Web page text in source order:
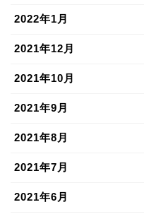
2022年1月
2021年12月
2021年10月
2021年9月
2021年8月
2021年7月
2021年6月